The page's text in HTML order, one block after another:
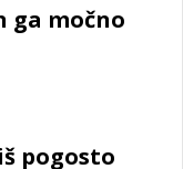
ga močno
pogosto